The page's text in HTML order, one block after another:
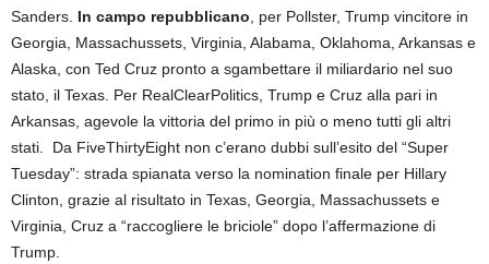
Sanders. In campo repubblicano , per Pollster, Trump vincitore in
Georgia, Massachussets, Virginia, Alabama, Oklahoma, Arkansas e
Alaska, con Ted Cruz pronto a sgambettare il miliardario nel suo
stato, il Texas. Per RealClearPolitics, Trump e Cruz alla pari in
Arkansas, agevole la vittoria del primo in più o meno tutti gli altri
stati. Da FiveThirtyEight non c’erano dubbi sull’esito del “Super
Tuesday”: strada spianata verso la nomination finale per Hillary
Clinton, grazie al risultato in Texas, Georgia, Massachussets e
Virginia, Cruz a “raccogliere le briciole” dopo l’affermazione di
Trump.